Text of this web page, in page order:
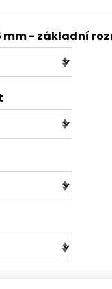
mm - základní